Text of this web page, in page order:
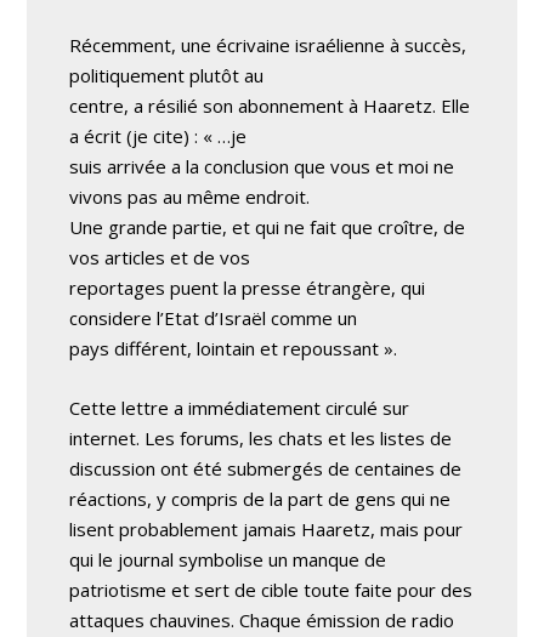
Récemment, une écrivaine israélienne à succès,
politiquement plutôt au
centre, a résilié son abonnement à Haaretz. Elle
a écrit (je cite) : « …je
suis arrivée a la conclusion que vous et moi ne
vivons pas au même endroit.
Une grande partie, et qui ne fait que croître, de
vos articles et de vos
reportages puent la presse étrangère, qui
considere l’Etat d’Israël comme un
pays différent, lointain et repoussant ».
Cette lettre a immédiatement circulé sur
internet. Les forums, les chats et les listes de
discussion ont été submergés de centaines de
réactions, y compris de la part de gens qui ne
lisent probablement jamais Haaretz, mais pour
qui le journal symbolise un manque de
patriotisme et sert de cible toute faite pour des
attaques chauvines. Chaque émission de radio